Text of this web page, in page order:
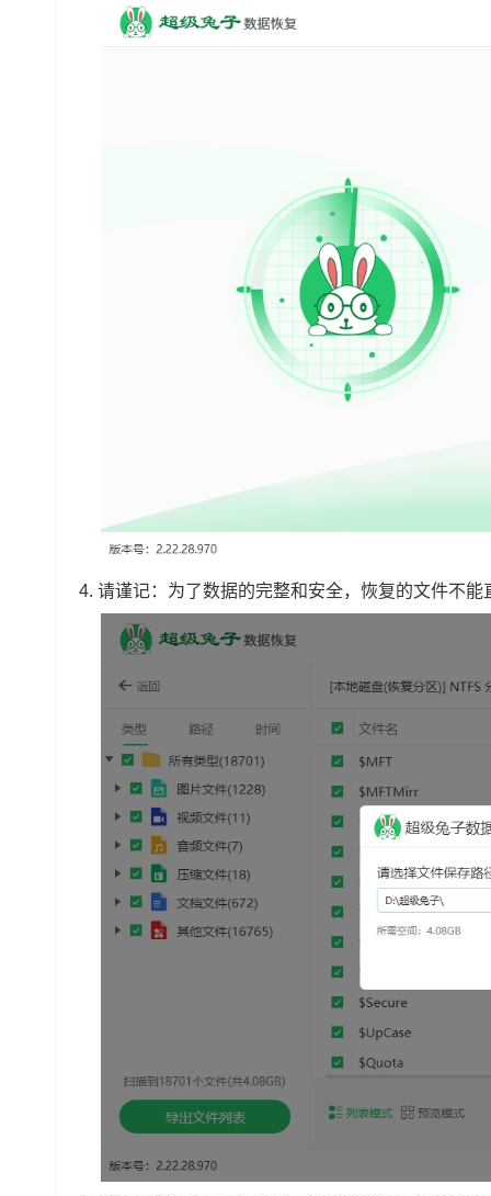
4. 请谨记：为了数据的完整和安全，恢复的文件不